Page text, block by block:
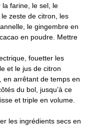
la farine, le sel, le
zeste de citron, les
le gingembre en
en poudre. Mettre
fouetter les
et le jus de citron
en arrêtant de temps en
du bol, jusqu’à ce
et triple en volume.
les ingrédients secs en